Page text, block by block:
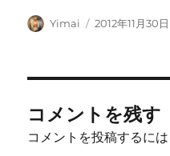
投
Yimai
投
2012年11月30日
コメントを残す
コメントを投稿するには